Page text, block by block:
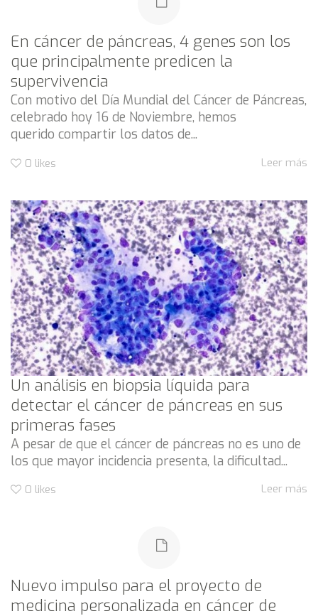
En cáncer de páncreas, 4 genes son los
que principalmente predicen la
supervivencia
Con motivo del Día Mundial del Cáncer de Páncreas,
celebrado hoy 16 de Noviembre, hemos
querido compartir los datos de...
0 likes Leer más
Un análisis en biopsia líquida para
detectar el cáncer de páncreas en sus
primeras fases
A pesar de que el cáncer de páncreas no es uno de
los que mayor incidencia presenta, la dificultad...
0 likes Leer más
Nuevo impulso para el proyecto de
medicina personalizada en cáncer de